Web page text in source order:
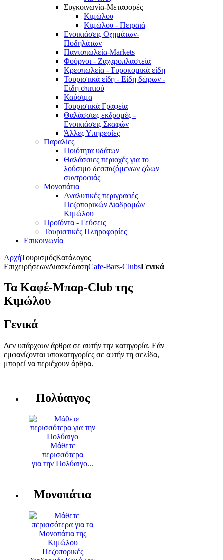
Συγκοινωνία-Μεταφορές
Κιμώλου
Κιμώλου - Πειραιά
Ενοικιάσεις Οχημάτων-
Ποδηλάτων
Παντοπωλεία-Markets
Φούρνοι - Ζαχαροπλαστεία
Κρεοπωλεία - Τυροκομικά είδη
Τουριστικά είδη - Είδη δώρων -
Είδη σπιτιού
Καύσιμα
Τουριστικά Γραφεία
Θαλάσσιες εκδρομές -
Ενοικιάσεις Σκαφών
Άλλες Υπηρεσίες
Παραλίες
Ποιότητα υδάτων
Θαλάσσιες περιοχές για το
λούσιμο δεσποζόμενων ζώων
συντροφιάς
Μονοπάτια
Αναλυτικές περιγραφές
Πεζοπορικών Διαδρομών
Κιμώλου
Προϊόντα - Γεύσεις
Τουριστικές Πληροφορίες
Επικοινωνία
ΑρχήΤουρισμόςΚατάλογος
ΕπιχειρήσεωνΔιασκέδασηCafe-Bars-ClubsΓενικά
Τα Καφέ-Μπαρ-Club της
Κιμώλου
Γενικά
Δεν υπάρχουν άρθρα σε αυτήν την κατηγορία. Εάν
εμφανίζονται υποκατηγορίες σε αυτήν τη σελίδα,
μπορεί να περιέχουν άρθρα.
Πολύαιγος
Μάθετε
περισσότερα
για την Πολύαιγο...
Μονοπάτια
Πεζοπορικές